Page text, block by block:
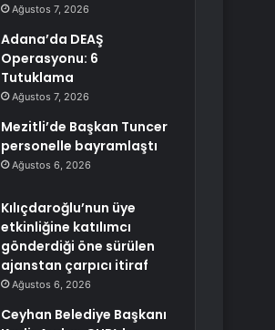
Ağustos 7, 2026
Adana’da DEAŞ
Operasyonu: 6
Tutuklama
Ağustos 7, 2026
Mezitli’de Başkan Tuncer
personelle bayramlaştı
Ağustos 6, 2026
Kılıçdaroğlu’nun üye
etkinliğine katılımcı
gönderdiği öne sürülen
ajanstan çarpıcı itiraf
Ağustos 6, 2026
Ceyhan Belediye Başkanı